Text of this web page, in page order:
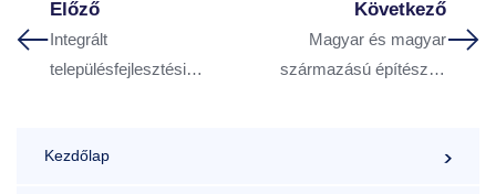
Előző
Integrált
településfejlesztési
Bajnai László
Következő
Magyar és magyar
származású építészek
Szerző: Bajnai László
Kezdőlap